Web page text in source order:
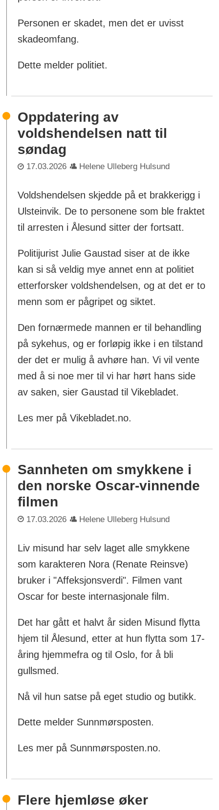
Personen er skadet, men det er uvisst
skadeomfang.
Dette melder politiet.
Oppdatering av
voldshendelsen natt til
søndag
17.03.2026 Helene Ulleberg Hulsund
Voldshendelsen skjedde på et brakkerigg i
Ulsteinvik. De to personene som ble fraktet
til arresten i Ålesund sitter der fortsatt.
Politijurist Julie Gaustad siser at de ikke
kan si så veldig mye annet enn at politiet
etterforsker voldshendelsen, og at det er to
menn som er pågripet og siktet.
Den fornærmede mannen er til behandling
på sykehus, og er forløpig ikke i en tilstand
der det er mulig å avhøre han. Vi vil vente
med å si noe mer til vi har hørt hans side
av saken, sier Gaustad til Vikebladet.
Les mer på Vikebladet.no.
Sannheten om smykkene i
den norske Oscar-vinnende
filmen
17.03.2026 Helene Ulleberg Hulsund
Liv misund har selv laget alle smykkene
som karakteren Nora (Renate Reinsve)
bruker i "Affeksjonsverdi". Filmen vant
Oscar for beste internasjonale film.
Det har gått et halvt år siden Misund flytta
hjem til Ålesund, etter at hun flytta som 17-
åring hjemmefra og til Oslo, for å bli
gullsmed.
Nå vil hun satse på eget studio og butikk.
Dette melder Sunnmørsposten.
Les mer på Sunnmørsposten.no.
Flere hjemløse øker